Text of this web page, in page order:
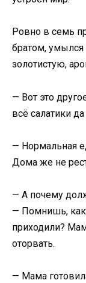
Ровно в семь
братом, умылся
золотистую,
— Вот это
всё салатики
— Нормальная
Дома же не
— А почему
— Помнишь, как
приходили?
оторвать.
— Мама